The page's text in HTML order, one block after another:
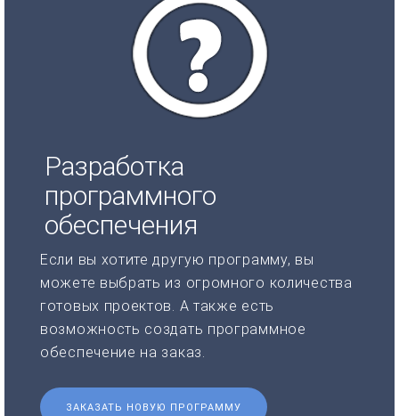
Разработка
программного
обеспечения
Если вы хотите другую программу, вы
можете выбрать из огромного количества
готовых проектов. А также есть
возможность создать программное
обеспечение на заказ.
ЗАКАЗАТЬ НОВУЮ ПРОГРАММУ